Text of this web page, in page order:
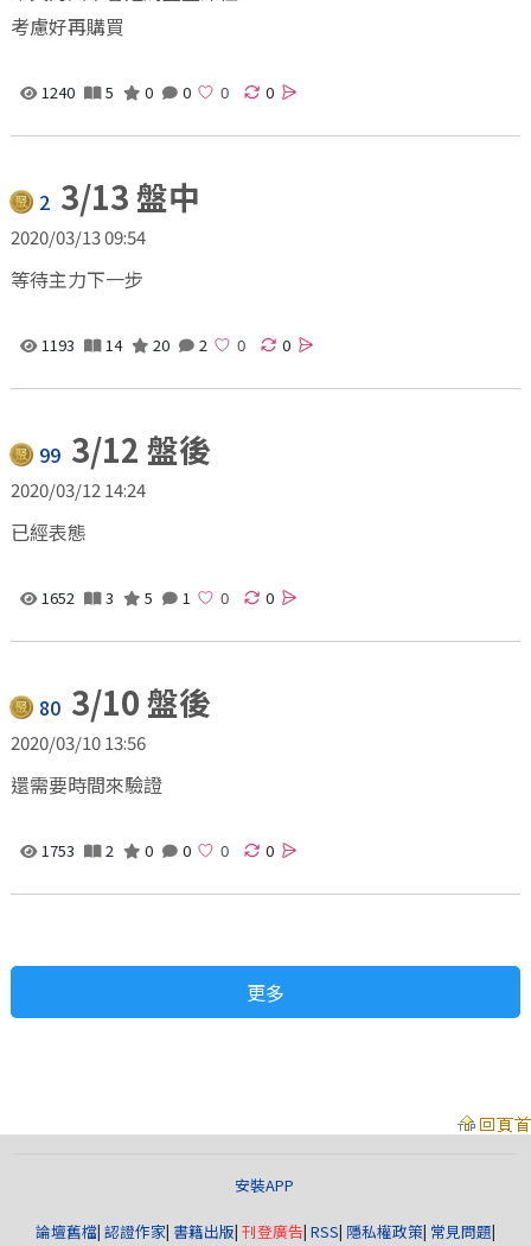
考慮好再購買
1240 5 0 0 0
2 3/13 盤中
2020/03/13 09:54
等待主力下一步
1193 14 20 2 0
99 3/12 盤後
2020/03/12 14:24
已經表態
1652 3 5 1 0
80 3/10 盤後
2020/03/10 13:56
還需要時間來驗證
1753 2 0 0 0
更多
安裝APP
論壇舊檔| 認證作家| 書籍出版| 刊登廣告| RSS| 隱私權政策| 常見問題|